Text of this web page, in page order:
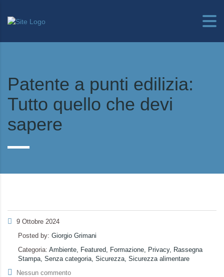
Patente a punti edilizia:
Tutto quello che devi
sapere
9 Ottobre 2024
Posted by: Giorgio Grimani
Categoria: Ambiente, Featured, Formazione, Privacy, Rassegna
Stampa, Senza categoria, Sicurezza, Sicurezza alimentare
Nessun commento